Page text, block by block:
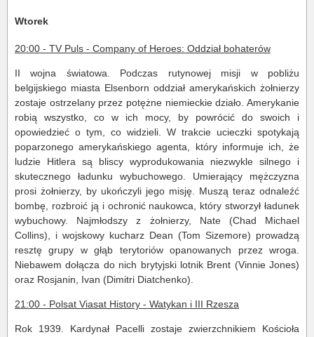
Wtorek
20:00 - TV Puls - Company of Heroes: Oddział bohaterów
II wojna światowa. Podczas rutynowej misji w pobliżu
belgijskiego miasta Elsenborn oddział amerykańskich żołnierzy
zostaje ostrzelany przez potężne niemieckie działo. Amerykanie
robią wszystko, co w ich mocy, by powrócić do swoich i
opowiedzieć o tym, co widzieli. W trakcie ucieczki spotykają
poparzonego amerykańskiego agenta, który informuje ich, że
ludzie Hitlera są bliscy wyprodukowania niezwykle silnego i
skutecznego ładunku wybuchowego. Umierający mężczyzna
prosi żołnierzy, by ukończyli jego misję. Muszą teraz odnaleźć
bombę, rozbroić ją i ochronić naukowca, który stworzył ładunek
wybuchowy. Najmłodszy z żołnierzy, Nate (Chad Michael
Collins), i wojskowy kucharz Dean (Tom Sizemore) prowadzą
resztę grupy w głąb terytoriów opanowanych przez wroga.
Niebawem dołącza do nich brytyjski lotnik Brent (Vinnie Jones)
oraz Rosjanin, Ivan (Dimitri Diatchenko).
21:00 - Polsat Viasat History - Watykan i III Rzesza
Rok 1939. Kardynał Pacelli zostaje zwierzchnikiem Kościoła